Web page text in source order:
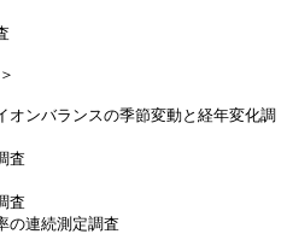
オンバランスの季節変動と経年変化調
査
査
の連続測定調査